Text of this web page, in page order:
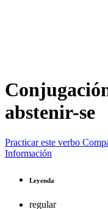
abstenir-se
Practicar este verbo
Información
Leyenda
regular